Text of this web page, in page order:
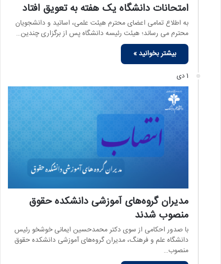
امتحانات دانشگاه یک هفته به تعویق افتاد
به اطلاع تمامی اعضای محترم هیئت علمی، اساتید و دانشجویان
محترم می رساند؛ هیئت رئیسه دانشگاه پس از برگزاری چندین…
بیشتر بخوانید »
1 دی
مدیران گروه‌های آموزشی دانشکده حقوق
منصوب شدند
با صدور احکامی از سوی دکتر محمدحسین ایمانی خوشخو رئیس
دانشگاه علم و فرهنگ، مدیران گروه‌های آموزشی دانشکده حقوق
منصوب…